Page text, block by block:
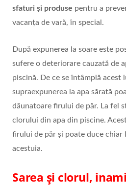
sfaturi și produse pentru a
vacanța de vară, în special.
După expunerea la soare este
sufere o deteriorare cauzată de
piscină. De ce se întâmplă acest
supraexpunerea la apa sărată
dăunatoare firului de păr. La fel
clorului din apa din piscine.
firului de păr și poate duce chiar
acestuia.
Sarea și clorul,